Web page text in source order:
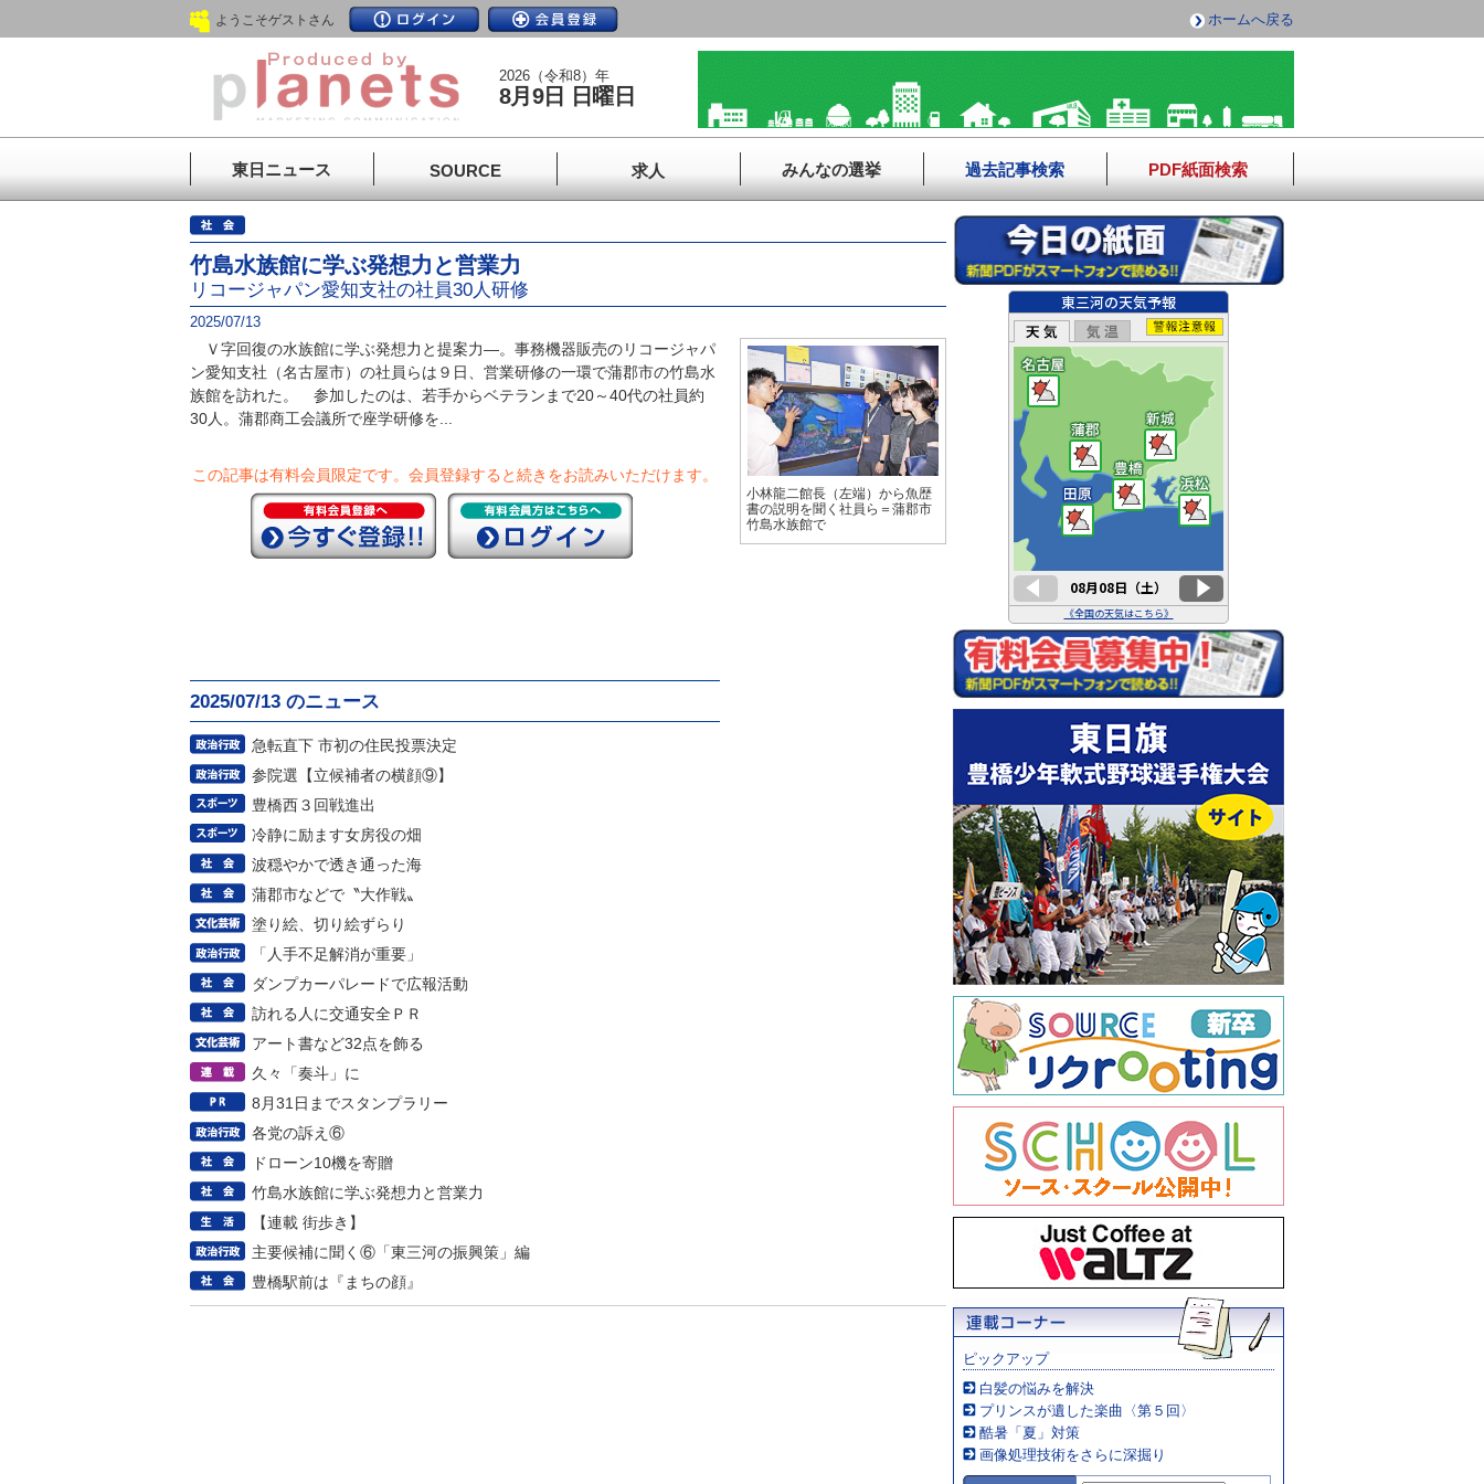
ようこそゲストさん ホームへ戻る
2026（令和8）年
8月9日 日曜日
東日ニュース SOURCE 求人 みんなの選挙 過去記事検索 PDF紙面検索
竹島水族館に学ぶ発想力と営業力
リコージャパン愛知支社の社員30人研修
2025/07/13
Ｖ字回復の水族館に学ぶ発想力と提案力―。事務機器販売のリコージャパ
ン愛知支社（名古屋市）の社員らは９日、営業研修の一環で蒲郡市の竹島水
族館を訪れた。 参加したのは、若手からベテランまで20～40代の社員約
30人。蒲郡商工会議所で座学研修を...
この記事は有料会員限定です。 会員登録すると続きをお読みいただけます。
2025/07/13 のニュース
急転直下 市初の住民投票決定
参院選【立候補者の横顔⑨】
豊橋西３回戦進出
冷静に励ます女房役の畑
波穏やかで透き通った海
蒲郡市などで〝大作戦〟
塗り絵、切り絵ずらり
「人手不足解消が重要」
ダンプカーパレードで広報活動
訪れる人に交通安全ＰＲ
アート書など32点を飾る
久々「奏斗」に
8月31日までスタンプラリー
各党の訴え⑥
ドローン10機を寄贈
竹島水族館に学ぶ発想力と営業力
【連載 街歩き】
主要候補に聞く⑥「東三河の振興策」編
豊橋駅前は『まちの顔』
小林龍二館長（左端）から魚歴
書の説明を聞く社員ら＝蒲郡市
竹島水族館で
ピックアップ
白髪の悩みを解決
プリンスが遺した楽曲〈第５回〉
酷暑「夏」対策
画像処理技術をさらに深掘り